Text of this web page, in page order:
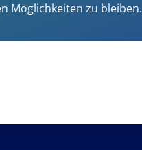
Möglichkeiten zu bleiben.